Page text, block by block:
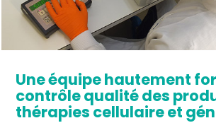
Une équipe hautement
contrôle qualité des
thérapies cellulaire et